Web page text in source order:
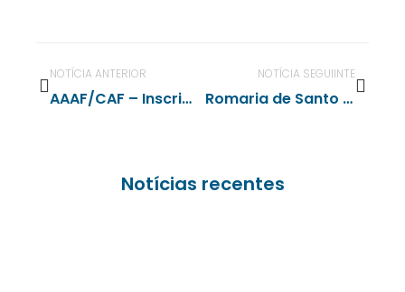
NOTÍCIA ANTERIOR
AAAF/CAF – Inscrições e Renovações – Ano Letivo 2026/2027
NOTÍCIA SEGUIINTE
Romaria de Santo Amaro 2026 – Galeria de Fotos
Notícias recentes